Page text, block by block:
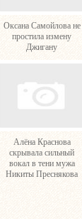
Оксана Самойлова не
простила измену
Джигану
Алёна Краснова
скрывала сильный
вокал в тени мужа
Никиты Преснякова